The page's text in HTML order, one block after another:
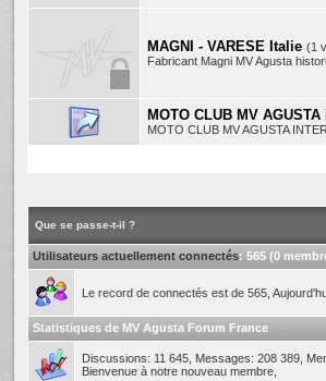
MAGNI - VARESE Italie (1
Fabricant Magni MV Agusta
MOTO CLUB MV
MOTO CLUB MV AGUSTA
Que se passe-t-il ?
Utilisateurs actuellement connectés: 565 (0
Le record de connectés est de 565,
Statistiques de MV Agusta Forum France
Discussions: 11 645, Messages: 208 389,
Bienvenue à notre nouveau membre,